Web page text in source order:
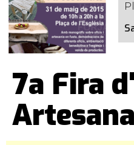
7a Fira